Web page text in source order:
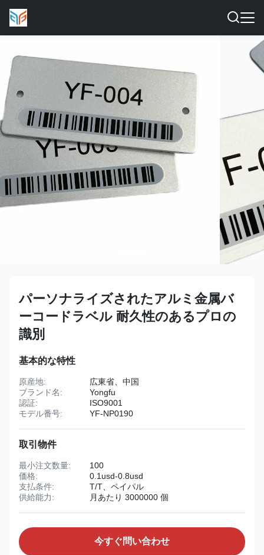
パーソナライズされたアルミ金属バ
ーコードラベル 耐久性のあるプロの
識別
基本的な特性
原産地:
広東省、中国
ブランド名:
Yongfu
認証:
ISO9001
モデル番号:
YF-NP0190
取引物件
最小注文数量:
100
価格:
0.1usd-0.8usd
支払条件:
T/T、ペイパル
供給能力:
月あたり 3000000 個
今すぐ問い合わせ